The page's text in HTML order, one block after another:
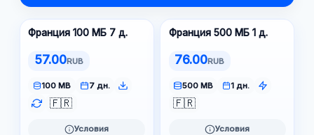
Франция 100 МБ 7 д.
57.00RUB
100 MB 7 дн.
🇫🇷
Условия
Франция 500 МБ 1 д.
76.00RUB
500 MB 1 дн.
🇫🇷
Условия